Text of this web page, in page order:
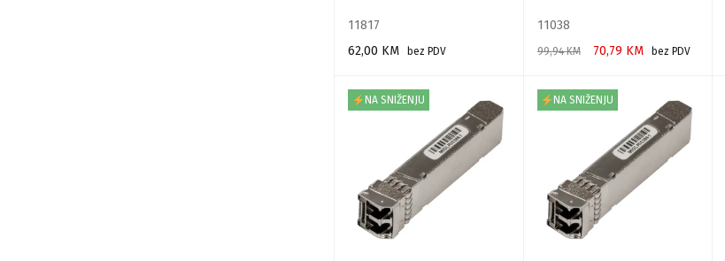
11817
62,00 KM
bez PDV
11038
99,94KM 70,79 KM
bez PDV
NA SNIŽENJU
NA SNIŽENJU